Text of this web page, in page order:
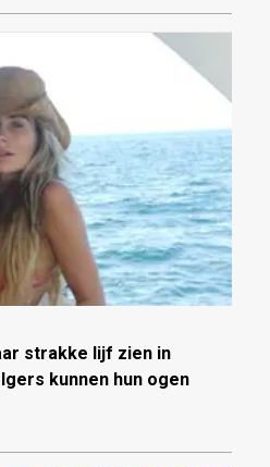
strakke lijf zien in
kunnen hun ogen